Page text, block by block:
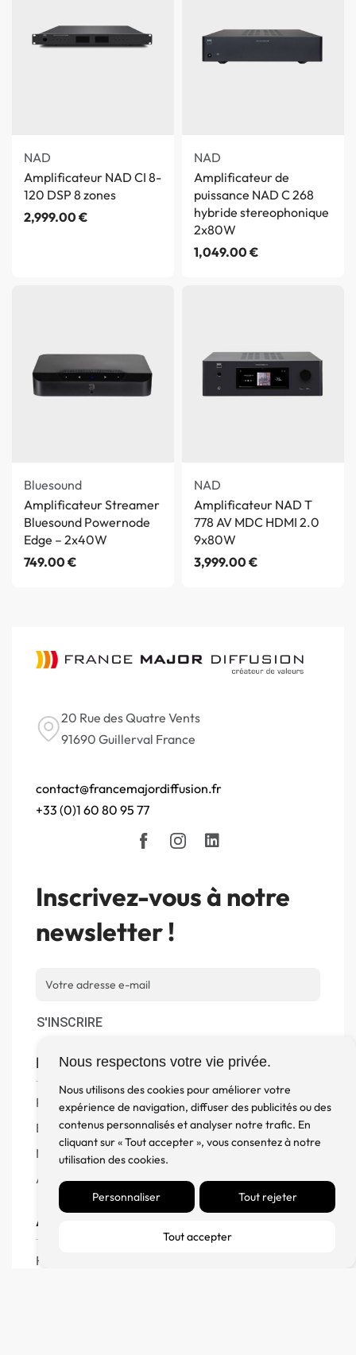
Nous respectons votre vie privée.
Nous utilisons des cookies pour améliorer votre
expérience de navigation, diffuser des publicités ou des
contenus personnalisés et analyser notre trafic. En
cliquant sur « Tout accepter », vous consentez à notre
utilisation des cookies.
Personnaliser Tout rejeter
Tout accepter
NAD
Amplificateur NAD CI 8-
120 DSP 8 zones
2,999.00€
NAD
Amplificateur de
puissance NAD C 268
hybride stereophonique
2x80W
1,049.00€
Bluesound
Amplificateur Streamer
Bluesound Powernode
Edge – 2x40W
749.00€
NAD
Amplificateur NAD T
778 AV MDC HDMI 2.0
9x80W
3,999.00€
20 Rue des Quatre Vents
91690 Guillerval France
contact@francemajordiffusion.fr
+33 (0)1 60 80 95 77
Inscrivez-vous à notre
newsletter !
S'INSCRIRE
Boutique
Produits
Enceintes
Meuble, Rack et Support
Accessoires
Aide
FAQ